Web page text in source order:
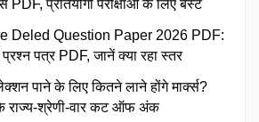
प्रतियोगी परीक्षाओं के लिए बेस्ट
Deled Question Paper 2026 PDF:
पत्र PDF, जानें क्या रहा स्तर
पाने के लिए कितने लाने होंगे मार्क्स?
राज्य-श्रेणी-वार कट ऑफ अंक